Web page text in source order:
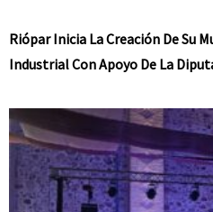
Riópar Inicia La Creación De Su
Industrial Con Apoyo De La